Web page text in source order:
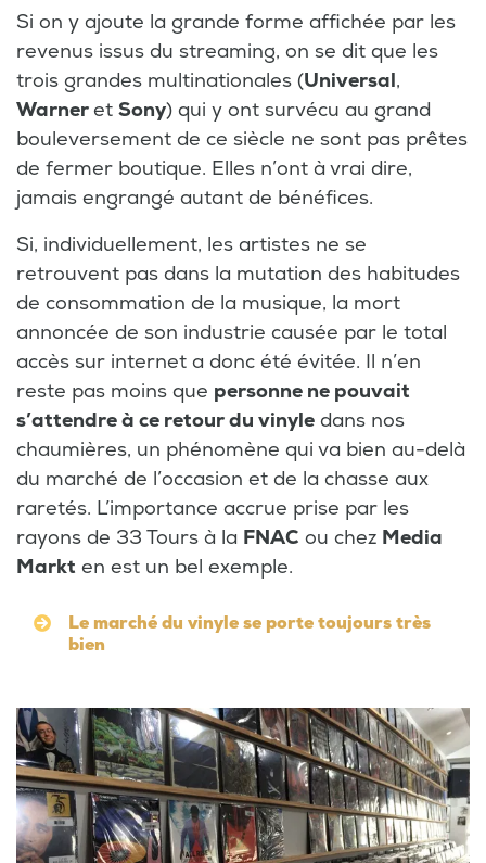
Si on y ajoute la grande forme affichée par les
revenus issus du streaming, on se dit que les
trois grandes multinationales (Universal,
Warneret Sony) qui y ont survécu au grand
bouleversement de ce siècle ne sont pas prêtes
de fermer boutique. Elles n’ont à vrai dire,
jamais engrangé autant de bénéfices.
Si, individuellement, les artistes ne se
retrouvent pas dans la mutation des habitudes
de consommation de la musique, la mort
annoncée de son industrie causée par le total
accès sur internet a donc été évitée. Il n’en
reste pas moins que personne ne pouvait
s’attendre à ce retour du vinyle dans nos
chaumières, un phénomène qui va bien au-delà
du marché de l’occasion et de la chasse aux
raretés. L’importance accrue prise par les
rayons de 33 Tours à la FNAC ou chez Media
Markt en est un bel exemple.
Le marché du vinyle se porte toujours très
bien